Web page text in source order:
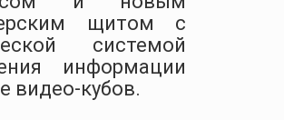
щитом с
системой
информации
видео-кубов.